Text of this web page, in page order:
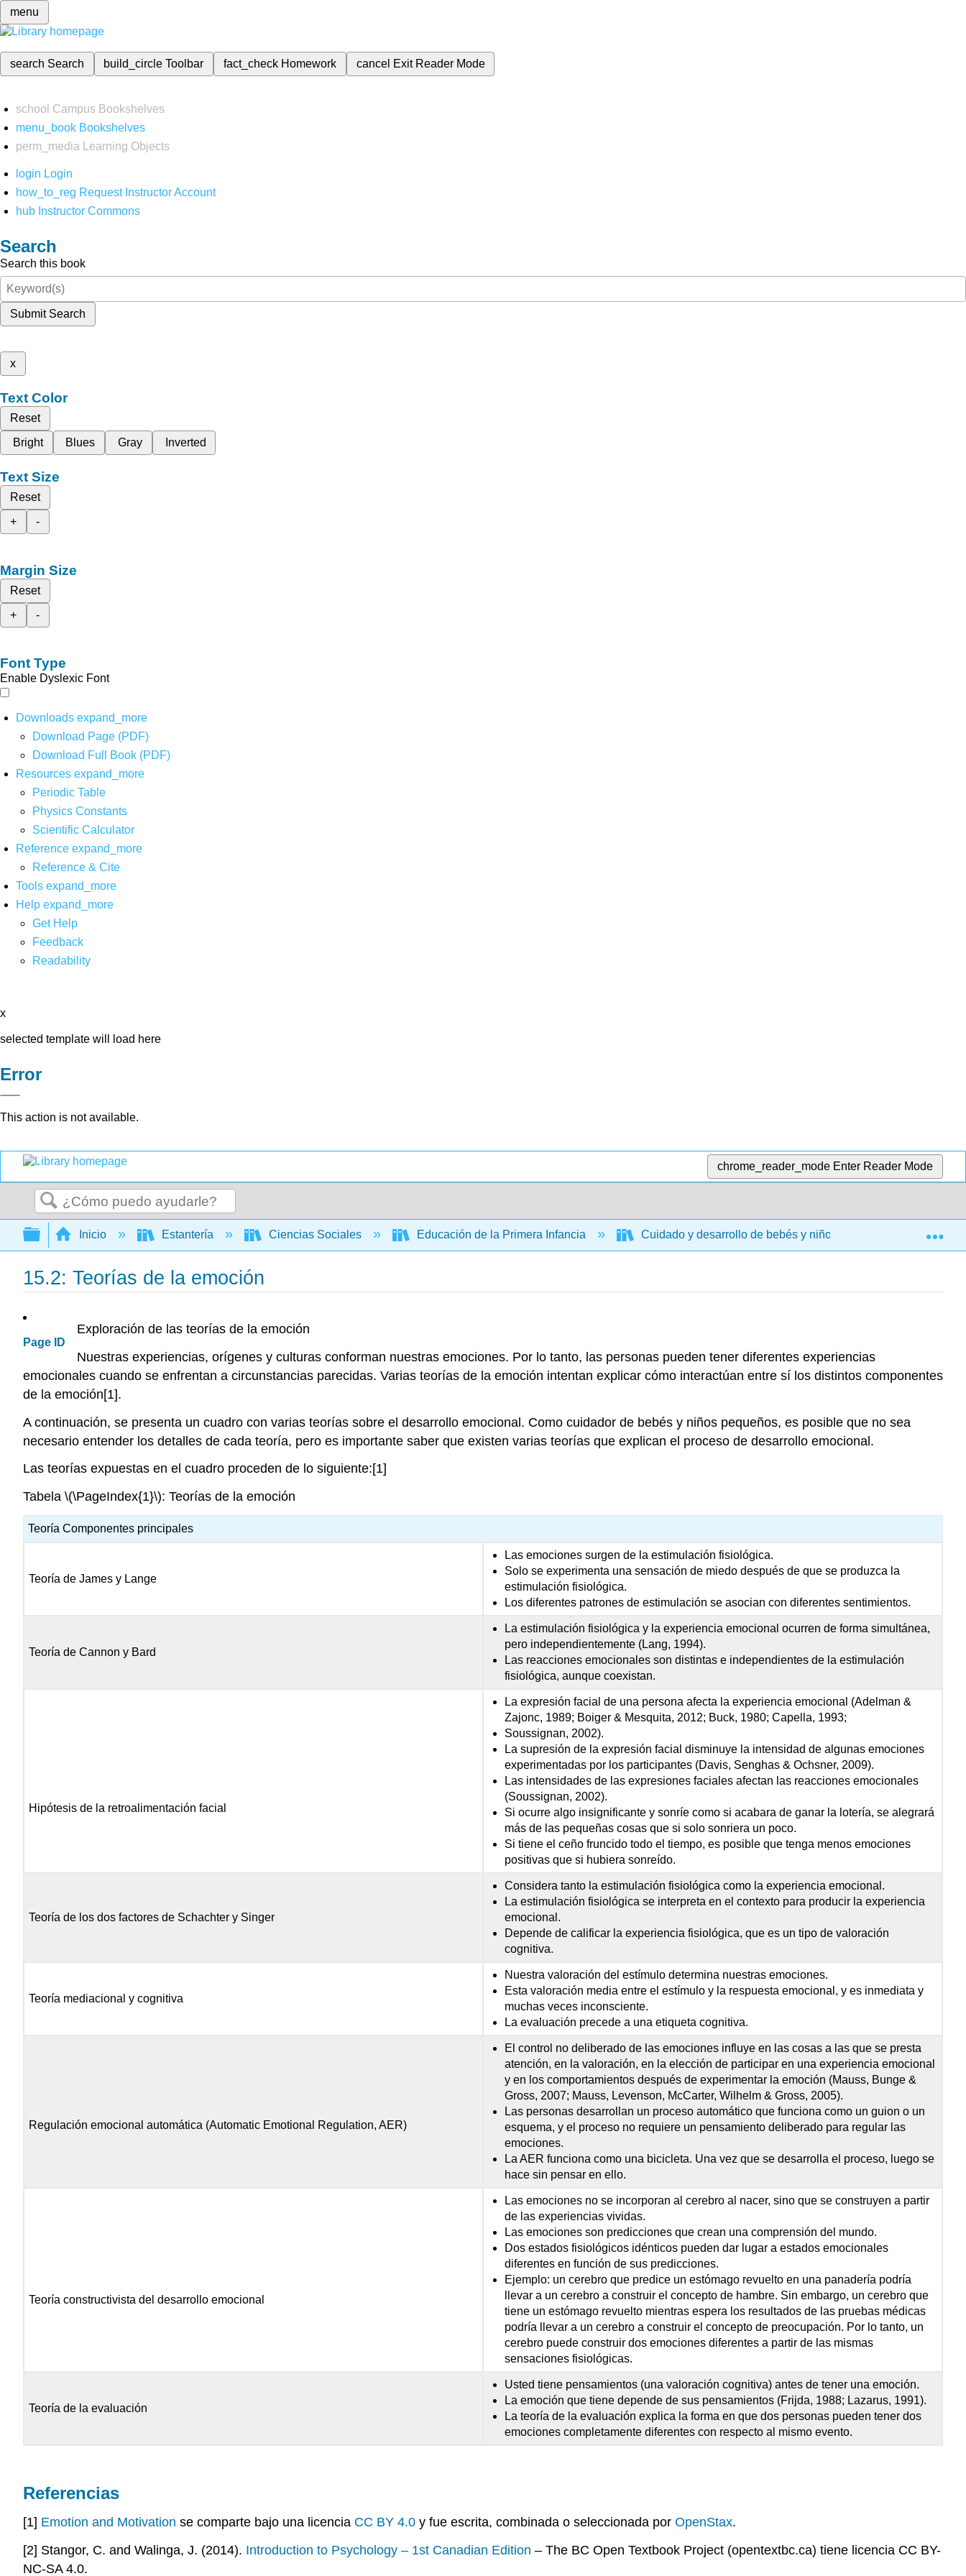
menu
search Search build_circleToolbar fact_check Homework cancel Exit Reader Mode
school Campus Bookshelves
menu_book Bookshelves
perm_media
Learning Objects
login Login
how_to_reg Request Instructor Account
hub Instructor Commons
Search
Search this book
Submit Search
x
Text Color
Reset
Bright
Blues Gray Inverted
Text Size
Reset
+
-
Margin Size
Reset
+
-
Font Type
Enable Dyslexic Font
Downloads expand_more
Download Page (PDF)
Download Full Book (PDF)
Resources expand_more
Periodic Table
Physics Constants
Scientific Calculator
Reference expand_more
Reference & Cite
Tools expand_more
Help expand_more
Get Help
Feedback
Readability
x
selected template will load here
Error
This action is not available.
chrome_reader_mode Enter Reader Mode
Buscar
Expandir/contraer jerarquía global
Inicio Estantería Ciencias Sociales Educación de la Primera Infancia Cuidado y desarrollo de bebés y niños pequeños (Taintor y
15.2: Teorías de la emoción
Page ID
Exploración de las teorías de la emoción
Nuestras experiencias, orígenes y culturas conforman nuestras emociones. Por lo tanto, las personas pueden tener diferentes experiencias
emocionales cuando se enfrentan a circunstancias parecidas. Varias teorías de la emoción intentan explicar cómo interactúan entre sí los distintos componentes
de la emoción[1].
A continuación, se presenta un cuadro con varias teorías sobre el desarrollo emocional. Como cuidador de bebés y niños pequeños, es posible que no sea
necesario entender los detalles de cada teoría, pero es importante saber que existen varias teorías que explican el proceso de desarrollo emocional.
Las teorías expuestas en el cuadro proceden de lo siguiente:[1]
Tabela \(\PageIndex{1}\): Teorías de la emoción
Teoría Componentes principales
Teoría de James y Lange
Las emociones surgen de la estimulación fisiológica.
Solo se experimenta una sensación de miedo después de que se produzca la
estimulación fisiológica.
Los diferentes patrones de estimulación se asocian con diferentes sentimientos.
Teoría de Cannon y Bard
La estimulación fisiológica y la experiencia emocional ocurren de forma simultánea,
pero independientemente (Lang, 1994).
Las reacciones emocionales son distintas e independientes de la estimulación
fisiológica, aunque coexistan.
Hipótesis de la retroalimentación facial
La expresión facial de una persona afecta la experiencia emocional (Adelman &
Zajonc, 1989; Boiger & Mesquita, 2012; Buck, 1980; Capella, 1993;
Soussignan, 2002).
La supresión de la expresión facial disminuye la intensidad de algunas emociones
experimentadas por los participantes (Davis, Senghas & Ochsner, 2009).
Las intensidades de las expresiones faciales afectan las reacciones emocionales
(Soussignan, 2002).
Si ocurre algo insignificante y sonríe como si acabara de ganar la lotería, se alegrará
más de las pequeñas cosas que si solo sonriera un poco.
Si tiene el ceño fruncido todo el tiempo, es posible que tenga menos emociones
positivas que si hubiera sonreído.
Teoría de los dos factores de Schachter y Singer
Considera tanto la estimulación fisiológica como la experiencia emocional.
La estimulación fisiológica se interpreta en el contexto para producir la experiencia
emocional.
Depende de calificar la experiencia fisiológica, que es un tipo de valoración
cognitiva.
Teoría mediacional y cognitiva
Nuestra valoración del estímulo determina nuestras emociones.
Esta valoración media entre el estímulo y la respuesta emocional, y es inmediata y
muchas veces inconsciente.
La evaluación precede a una etiqueta cognitiva.
Regulación emocional automática (Automatic Emotional Regulation, AER)
El control no deliberado de las emociones influye en las cosas a las que se presta
atención, en la valoración, en la elección de participar en una experiencia emocional
y en los comportamientos después de experimentar la emoción (Mauss, Bunge &
Gross, 2007; Mauss, Levenson, McCarter, Wilhelm & Gross, 2005).
Las personas desarrollan un proceso automático que funciona como un guion o un
esquema, y el proceso no requiere un pensamiento deliberado para regular las
emociones.
La AER funciona como una bicicleta. Una vez que se desarrolla el proceso, luego se
hace sin pensar en ello.
Teoría constructivista del desarrollo emocional
Las emociones no se incorporan al cerebro al nacer, sino que se construyen a partir
de las experiencias vividas.
Las emociones son predicciones que crean una comprensión del mundo.
Dos estados fisiológicos idénticos pueden dar lugar a estados emocionales
diferentes en función de sus predicciones.
Ejemplo: un cerebro que predice un estómago revuelto en una panadería podría
llevar a un cerebro a construir el concepto de hambre. Sin embargo, un cerebro que
tiene un estómago revuelto mientras espera los resultados de las pruebas médicas
podría llevar a un cerebro a construir el concepto de preocupación. Por lo tanto, un
cerebro puede construir dos emociones diferentes a partir de las mismas
sensaciones fisiológicas.
Teoría de la evaluación
Usted tiene pensamientos (una valoración cognitiva) antes de tener una emoción.
La emoción que tiene depende de sus pensamientos (Frijda, 1988; Lazarus, 1991).
La teoría de la evaluación explica la forma en que dos personas pueden tener dos
emociones completamente diferentes con respecto al mismo evento.
Referencias
[1] Emotion and Motivation se comparte bajo una licencia CC BY 4.0 y fue escrita, combinada o seleccionada por OpenStax.
[2] Stangor, C. and Walinga, J. (2014). Introduction to Psychology – 1st Canadian Edition – The BC Open Textbook Project (opentextbc.ca) tiene licencia CC BY-
NC-SA 4.0.